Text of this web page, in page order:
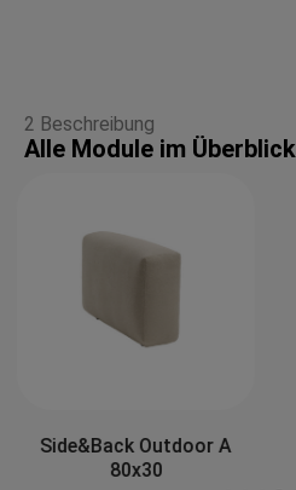
2 Beschreibung
Alle Module im Überblick
Side&Back Outdoor A
80x30